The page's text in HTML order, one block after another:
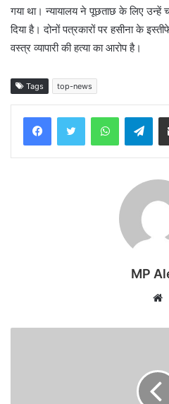
गया था। न्यायालय ने पूछताछ के लिए उन्हें
दिया है। दोनों पत्रकारों पर हसीना के
वस्त्र व्यापारी की हत्या का आरोप है।
Tags top-news
WhatsApp
MP